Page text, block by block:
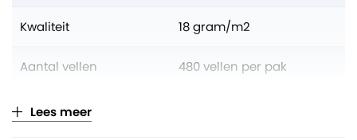
Kwaliteit 18 gram/m2
Aantal vellen 480 vellen per pak
Aantal op volle pallet
Lees meer